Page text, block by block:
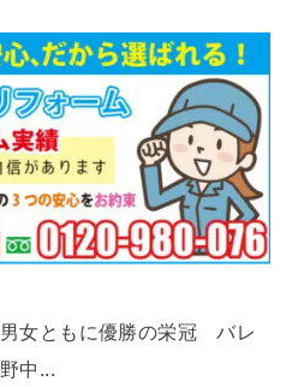
男女ともに優勝の栄冠 バレ
中...